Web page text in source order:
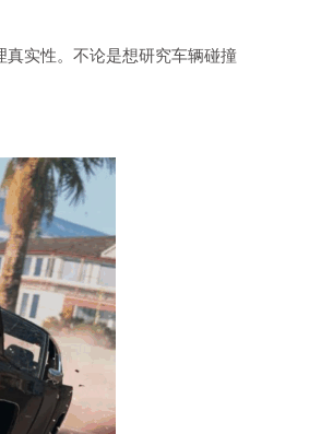
实性。不论是想研究车辆碰撞